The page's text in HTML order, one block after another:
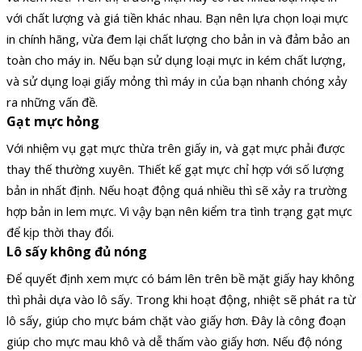
với chất lượng và giá tiền khác nhau. Bạn nên lựa chọn loại mực
in chính hãng, vừa đem lại chất lượng cho bản in và đảm bảo an
toàn cho máy in. Nếu bạn sử dụng loại mực in kém chất lượng,
và sử dụng loại giấy mỏng thì máy in của bạn nhanh chóng xảy
ra những vấn đề.
Gạt mực hỏng
Với nhiệm vụ gạt mực thừa trên giấy in, và gạt mực phải được
thay thế thường xuyên. Thiết kế gạt mực chỉ hợp với số lượng
bản in nhất định. Nếu hoạt động quá nhiều thì sẽ xảy ra trường
hợp bản in lem mực. Vì vậy bạn nên kiểm tra tình trạng gạt mực
để kịp thời thay đổi.
Lô sấy không đủ nóng
Để quyết định xem mực có bám lên trên bề mặt giấy hay không
thì phải dựa vào lô sấy. Trong khi hoạt động, nhiệt sẽ phát ra từ
lô sấy, giúp cho mực bám chặt vào giấy hơn. Đây là công đoạn
giúp cho mực mau khô và dễ thấm vào giấy hơn. Nếu độ nóng